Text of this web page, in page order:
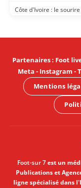
Côte d'Ivoire : le
Partenaires: Foot
Meta - Instagram -
Mentions
Foot-sur 7est un
Publications et
ligne spécialisé dans